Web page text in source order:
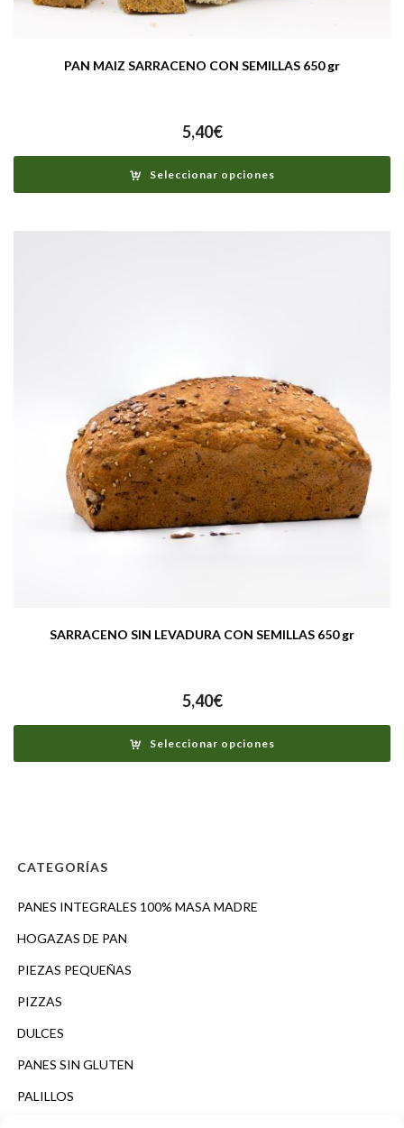
PAN MAIZ SARRACENO CON SEMILLAS 650 gr
5,40€
Seleccionar opciones
SARRACENO SIN LEVADURA CON SEMILLAS 650 gr
5,40€
Seleccionar opciones
CATEGORÍAS
PANES INTEGRALES 100% MASA MADRE
HOGAZAS DE PAN
PIEZAS PEQUEÑAS
PIZZAS
DULCES
PANES SIN GLUTEN
PALILLOS